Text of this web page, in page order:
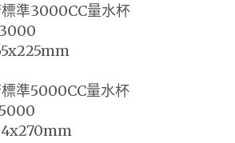
準3000CC量水杯
準5000CC量水杯